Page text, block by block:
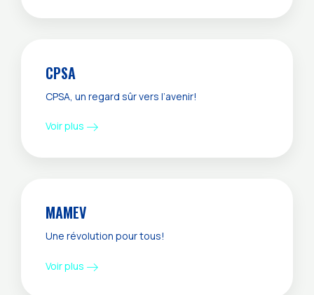
CPSA
CPSA, un regard sûr vers l’avenir!
Voir plus
MAMEV
Une révolution pour tous!
Voir plus